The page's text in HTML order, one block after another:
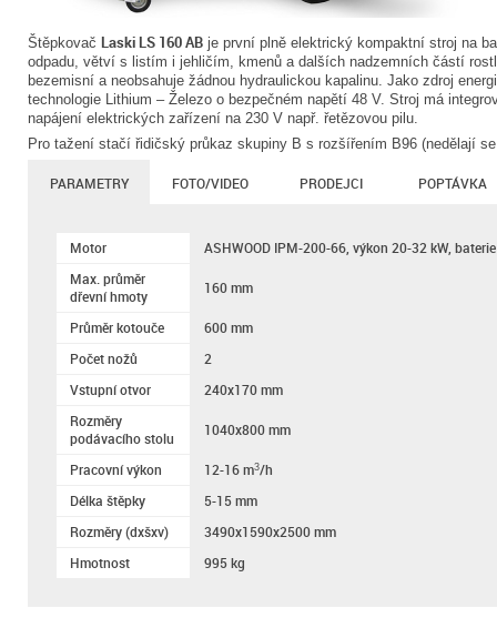
Štěpkovač Laski LS 160 AB je první plně elektrický kompaktní stroj na
odpadu, větví s listím i jehličím, kmenů a dalších nadzemních částí
bezemisní a neobsahuje žádnou hydraulickou kapalinu. Jako zdroj
technologie Lithium – Železo o bezpečném napětí 48 V. Stroj má
napájení elektrických zařízení na 230 V např. řetězovou pilu.
Pro tažení stačí řidičský průkaz skupiny B s rozšířením B96 (nedělají
PARAMETRY FOTO/VIDEO PRODEJCI POPTÁVKA
Motor
ASHWOOD IPM-200-66, výkon 20-32 kW,
Max. průměr
dřevní hmoty
160 mm
Průměr kotouče
600 mm
Počet nožů
2
Vstupní otvor
240x170 mm
Rozměry
podávacího stolu
1040x800 mm
Pracovní výkon 12-16 m3/h
Délka štěpky
5-15 mm
Rozměry (dxšxv)
3490x1590x2500 mm
Hmotnost
995 kg